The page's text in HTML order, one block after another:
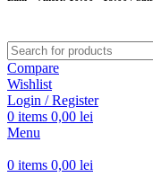
Compare
Wishlist
Login / Register
0 items 0,00 lei
Menu
0 items 0,00 lei